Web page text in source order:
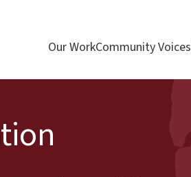
Our WorkCommunity Voices